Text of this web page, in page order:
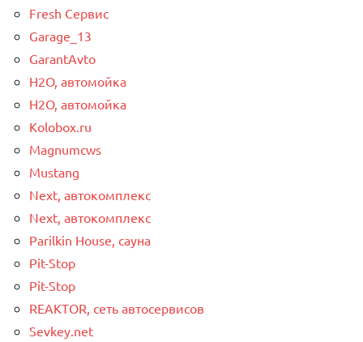
Fresh Сервис
Garage_13
GarantAvto
H2O, автомойка
H2O, автомойка
Kolobox.ru
Magnumcws
Mustang
Next, автокомплекс
Next, автокомплекс
Parilkin House, сауна
Pit-Stop
Pit-Stop
REAKTOR, сеть автосервисов
Sevkey.net